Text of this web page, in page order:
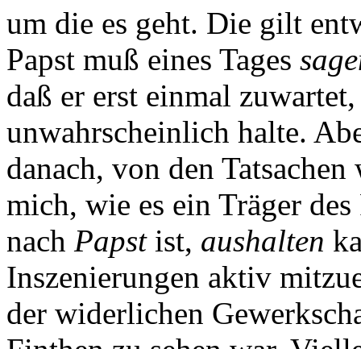
um die es geht. Die gilt
Papst muß eines Tages
daß er erst einmal
unwahrscheinlich halte.
danach, von den
mich, wie es ein Träger
nach Papstist, aushalten
Inszenierungen aktiv
der widerlichen